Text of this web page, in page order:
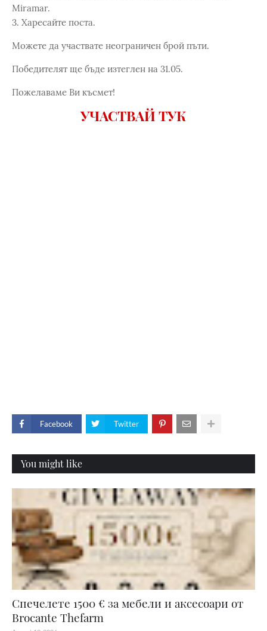
Miramar.
3. Харесайте поста.
Можете да участвате неограничен брой пъти.
Победителят ще бъде изтеглен на 31.05.
Пожелаваме Ви късмет!
УЧАСТВАЙ ТУК
Facebook Twitter
You might like
Спечелете 1500 € за мебели и аксесоари от
Brocante Thefarm